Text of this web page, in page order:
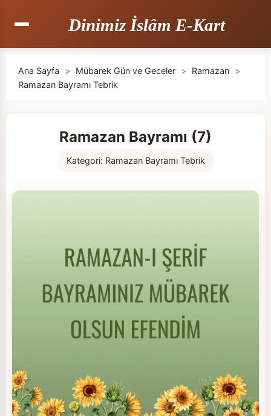
Dinimiz İslâm E-Kart
Ana Sayfa > Mübarek Gün ve Geceler > Ramazan >
Ramazan Bayramı Tebrik
Ramazan Bayramı (7)
Kategori: Ramazan Bayramı Tebrik